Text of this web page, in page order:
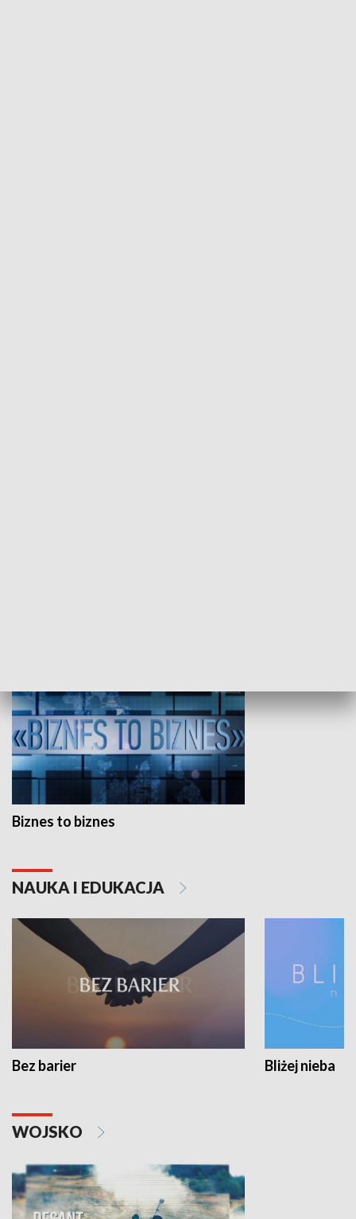
Biznes to biznes
NAUKA I EDUKACJA
Bez barier Bliżej nieba
WOJSKO